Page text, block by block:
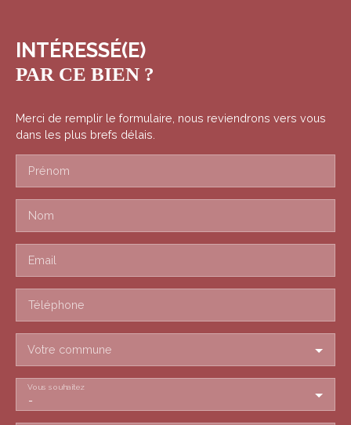
INTÉRESSÉ(E)
PAR CE BIEN ?
Merci de remplir le formulaire, nous reviendrons vers vous
dans les plus brefs délais.
Prénom
Nom
Email
Téléphone
Votre commune
-
Vous souhaitez